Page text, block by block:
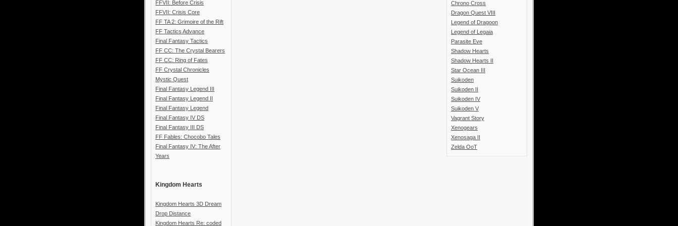
FFVII: Before Crisis
FFVII: Crisis Core
FF TA 2: Grimoire of the Rift
FF Tactics Advance
Final Fantasy Tactics
FF CC: The Crystal Bearers
FF CC: Ring of Fates
FF Crystal Chronicles
Mystic Quest
Final Fantasy Legend III
Final Fantasy Legend II
Final Fantasy Legend
Final Fantasy IV DS
Final Fantasy III DS
FF Fables: Chocobo Tales
Final Fantasy IV: The After
Years
Kingdom Hearts
Kingdom Hearts 3D Dream
Drop Distance
Kingdom Hearts Re: coded
Chrono Cross
Dragon Quest VIII
Legend of Dragoon
Legend of Legaia
Parasite Eve
Shadow Hearts
Shadow Hearts II
Star Ocean III
Suikoden
Suikoden II
Suikoden IV
Suikoden V
Vagrant Story
Xenogears
Xenosaga II
Zelda OoT